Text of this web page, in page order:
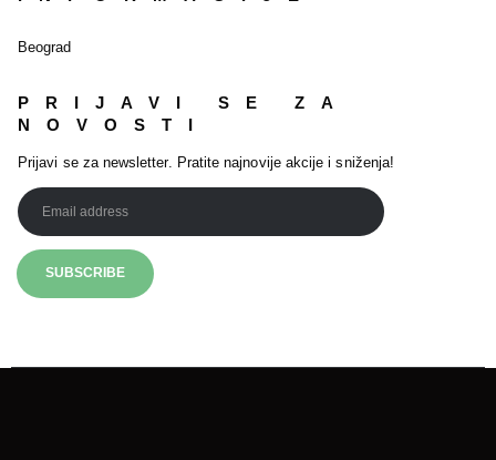
Beograd
PRIJAVI SE ZA
NOVOSTI
Prijavi se za newsletter. Pratite najnovije akcije i sniženja!